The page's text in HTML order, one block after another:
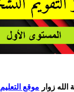
زوار موقع التعليم